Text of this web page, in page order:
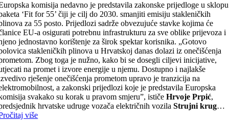
komisija nedavno je predstavila zakonske prijedloge u sklopu
‘Fit for 55’ čiji je cilj do 2030. smanjiti emisiju stakleničkih
za 55 posto. Prijedlozi sadrže obvezujuće stavke kojima će
EU-a osigurati potrebnu infrastrukturu za sve oblike prijevoza i
jednostavno korištenje za širok spektar korisnika. „Gotovo
stakleničkih plinova u Hrvatskoj danas dolazi iz onečišćenja
Zbog toga je nužno, kako bi se dosegli ciljevi inicijative,
na promet i izvore energije u njemu. Dostupno i najlakše
rješenje onečišćenja prometom upravo je tranzicija na
a zakonski prijedlozi koje je predstavila Europska
svakako su korak u pravom smjeru”, ističeHrvoje Prpić,
hrvatske udruge vozača električnih vozilaStrujni krug…
više